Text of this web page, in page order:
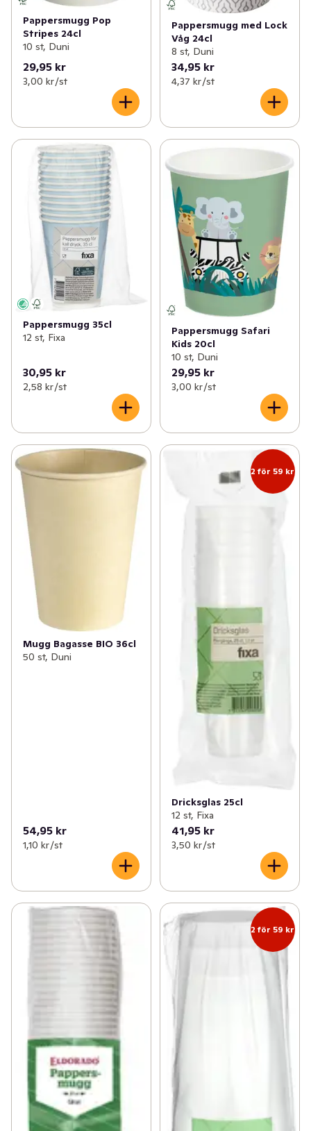
Pappersmugg Pop
Stripes 24cl
10 st, Duni
29,95 kr
3,00 kr /st
Pappersmugg med Lock
Våg 24cl
8 st, Duni
34,95 kr
4,37 kr /st
Pappersmugg 35cl
12 st, Fixa
30,95 kr
2,58 kr /st
Pappersmugg Safari
Kids 20cl
10 st, Duni
29,95 kr
3,00 kr /st
Mugg Bagasse BIO 36cl
50 st, Duni
54,95 kr
1,10 kr /st
2 för 59 kr
Dricksglas 25cl
12 st, Fixa
41,95 kr
3,50 kr /st
2 för 59 kr